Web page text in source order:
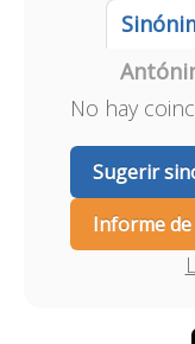
No hay
Sugerir
Informe